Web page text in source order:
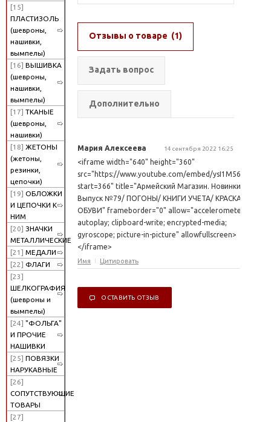
[15]
ПЛАСТИЗОЛЬ
(шевроны,
нашивки,
вымпелы)
[16] ВЫШИВКА
(шевроны,
нашивки,
вымпелы)
[17] ТКАНЫЕ
(шевроны,
нашивки)
[18] ЖЕТОНЫ
(жетоны,
резинки,
цепочки)
[19] ОБЛОЖКИ
И ЦЕПОЧКИ К
НИМ
[20] ЗНАЧКИ
МЕТАЛЛИЧЕСКИЕ
[21] МЕДАЛИ
[22] ФЛАГИ
[23]
ШЕЛКОГРАФИЯ
(шевроны и
вымпелы)
[24] "ФОЛЬГА"
И ПРОЧИЕ
НАШИВКИ
[25] ПОВЯЗКИ
НАРУКАВНЫЕ
[26]
СОПУТСТВУЮЩИЕ
ТОВАРЫ
[27]
Отзывы о товаре (1)
Задать вопрос
Дополнительно
Мария Алексеева 14 сентября 2022 16:25
<iframe width="640" height="360"
src="https://www.youtube.com/embed/ysI1M560Oqk?
start=366" title="Армейский Магазин. Новинки.
Выпуск №79/ ПОГОНЫ/ КНИГИ УЧЕТА/ КРАСКА ДЛЯ
ОБУВИ" frameborder="0" allow="accelerometer;
autoplay; clipboard-write; encrypted-media;
gyroscope; picture-in-picture" allowfullscreen>
</iframe>
Имя Цитировать
ОСТАВИТЬ ОТЗЫВ